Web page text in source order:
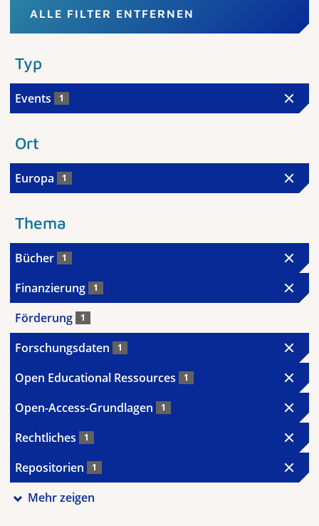
ALLE FILTER ENTFERNEN
Typ
Events 1
Ort
Europa 1
Thema
Bücher 1
Finanzierung 1
Förderung 1
Forschungsdaten 1
Open Educational Ressources 1
Open-Access-Grundlagen 1
Rechtliches 1
Repositorien 1
Mehr zeigen